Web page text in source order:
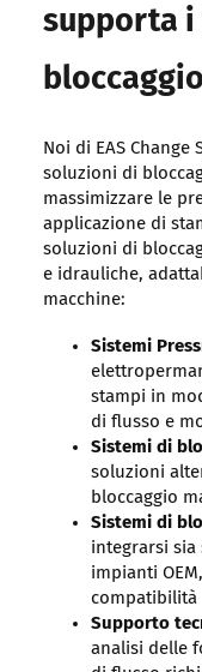
supporta i
Noi di EAS
soluzioni di
massimizzare le
applicazione di
soluzioni di
e idrauliche,
macchine:
Sistemi
stampi in
di flusso e
Sistemi di
soluzioni
bloccaggio
Sistemi di
integrarsi sia
impianti
compatibilità
Supporto
analisi delle